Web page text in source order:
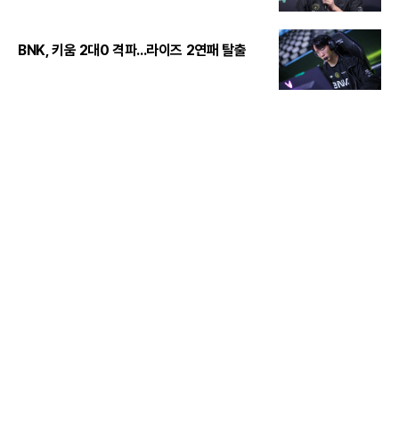
BNK, 키움 2대0 격파...라이즈 2연패 탈출